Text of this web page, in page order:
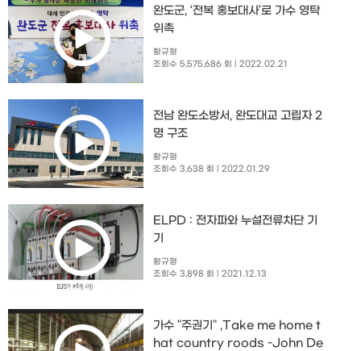
완도군, ‘전복 홍보대사’로 가수 영탁
위촉
황규형
조회수 5,575,686 회
| 2022.02.21
전남 완도소방서, 완도대교 고립자 2
명 구조
황규형
조회수 3,638 회
| 2022.01.29
ELPD : 전자파와 누설전류차단 기
기
황규형
조회수 3,898 회
| 2021.12.13
가수 "주권기" ,Take me home t
hat country roods -John De